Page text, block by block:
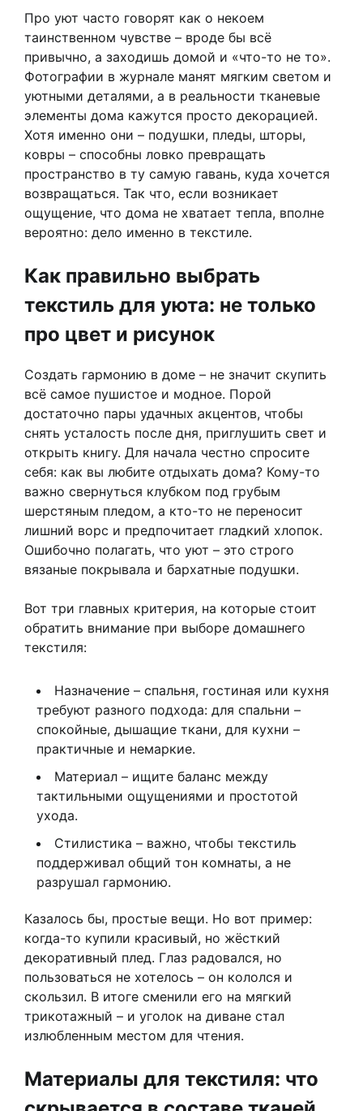
Про уют часто говорят как о некоем
таинственном чувстве – вроде бы всё
привычно, а заходишь домой и «что-то не то».
Фотографии в журнале манят мягким светом и
уютными деталями, а в реальности тканевые
элементы дома кажутся просто декорацией.
Хотя именно они – подушки, пледы, шторы,
ковры – способны ловко превращать
пространство в ту самую гавань, куда хочется
возвращаться. Так что, если возникает
ощущение, что дома не хватает тепла, вполне
вероятно: дело именно в текстиле.
Как правильно выбрать
текстиль для уюта: не только
про цвет и рисунок
Создать гармонию в доме – не значит скупить
всё самое пушистое и модное. Порой
достаточно пары удачных акцентов, чтобы
снять усталость после дня, приглушить свет и
открыть книгу. Для начала честно спросите
себя: как вы любите отдыхать дома? Кому-то
важно свернуться клубком под грубым
шерстяным пледом, а кто-то не переносит
лишний ворс и предпочитает гладкий хлопок.
Ошибочно полагать, что уют – это строго
вязаные покрывала и бархатные подушки.
Вот три главных критерия, на которые стоит
обратить внимание при выборе домашнего
текстиля:
Назначение – спальня, гостиная или кухня
требуют разного подхода: для спальни –
спокойные, дышащие ткани, для кухни –
практичные и немаркие.
Материал – ищите баланс между
тактильными ощущениями и простотой
ухода.
Стилистика – важно, чтобы текстиль
поддерживал общий тон комнаты, а не
разрушал гармонию.
Казалось бы, простые вещи. Но вот пример:
когда-то купили красивый, но жёсткий
декоративный плед. Глаз радовался, но
пользоваться не хотелось – он кололся и
скользил. В итоге сменили его на мягкий
трикотажный – и уголок на диване стал
излюбленным местом для чтения.
Материалы для текстиля: что